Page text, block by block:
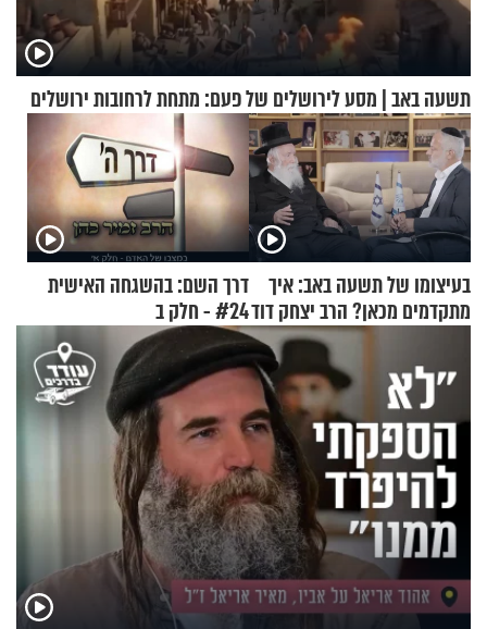
תשעה באב | מסע לירושלים של פעם: מתחת לרחובות ירושלים
בעיצומו של תשעה באב: איך
מתקדמים מכאן? הרב יצחק דוד
גרוסמן בשיחה מיוחדת
דרך השם: בהשגחה האישית
#24 - חלק ב